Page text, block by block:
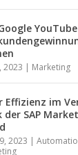
2023 | Marketing
Effizienz im
der SAP
2023 |